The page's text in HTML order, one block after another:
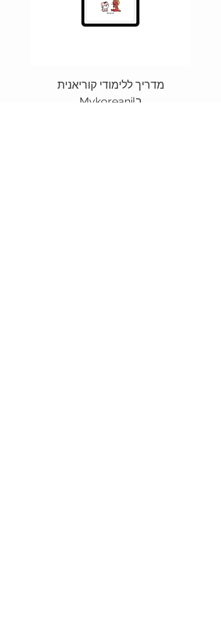
מדריך ללימודי קוריאנית
בMykoreanil